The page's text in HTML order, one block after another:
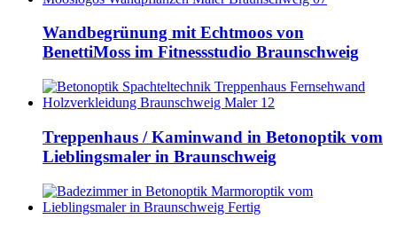
Wandbegrünung mit Echtmoos von
BenettiMoss im Fitnessstudio Braunschweig
Treppenhaus / Kaminwand in Betonoptik vom
Lieblingsmaler in Braunschweig